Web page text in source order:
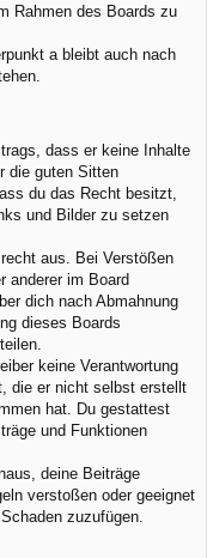
Rahmen des Boards zu
a bleibt auch nach
dass er keine Inhalte
die guten Sitten
du das Recht besitzt,
und Bilder zu setzen
aus. Bei Verstößen
anderer im Board
dich nach Abmahnung
dieses Boards
keine Verantwortung
die er nicht selbst erstellt
hat. Du gestattest
und Funktionen
deine Beiträge
verstoßen oder geeignet
zuzufügen.